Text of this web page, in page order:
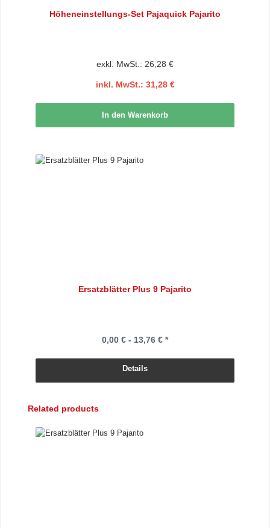
Höheneinstellungs-Set Pajaquick Pajarito
exkl. MwSt.: 26,28 €
inkl. MwSt.: 31,28 €
In den Warenkorb
Ersatzblätter Plus 9 Pajarito
0,00 € - 13,76 € *
Details
Produktgalerie überspringen
Related products